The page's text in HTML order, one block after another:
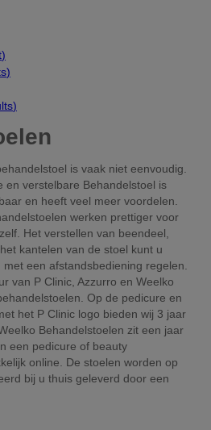
)
)
)
is vaak niet eenvoudig.
en verstelbare Behandelstoel is
en heeft veel meer voordelen.
werken prettiger voor
Het verstellen van beendeel,
kantelen van de stoel kunt u
een afstandsbediening regelen.
van P Clinic, Azzurro en Weelko
Op de pedicure en
het P Clinic logo bieden wij 3 jaar
Behandelstoelen zit een jaar
een pedicure of beauty
online. De stoelen worden op
bij u thuis geleverd door een